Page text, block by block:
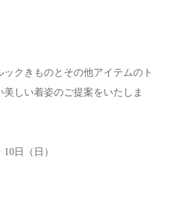
クきものとその他アイテムのト
しい着姿のご提案をいたしま
日（日）